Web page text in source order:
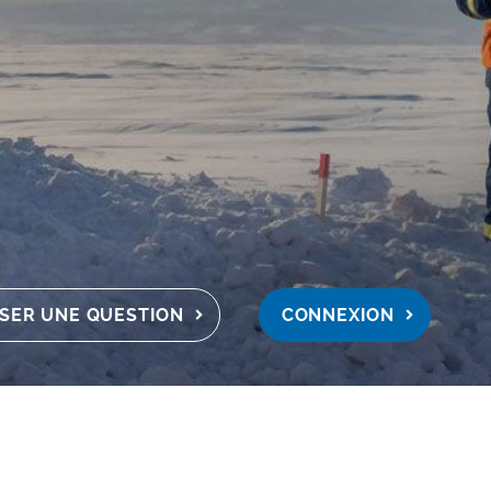
UNE QUESTION CONNEXION